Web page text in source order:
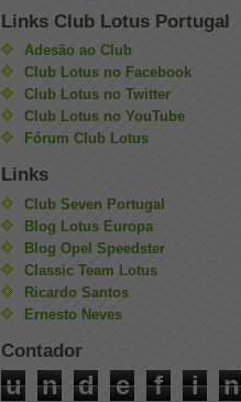
Links Club Lotus Portugal
Adesão ao Club
Club Lotus no Facebook
Club Lotus no Twitter
Club Lotus no YouTube
Fórum Club Lotus
Links
Club Seven Portugal
Blog Lotus Europa
Blog Opel Speedster
Classic Team Lotus
Ricardo Santos
Ernesto Neves
Contador
u n d e f i n